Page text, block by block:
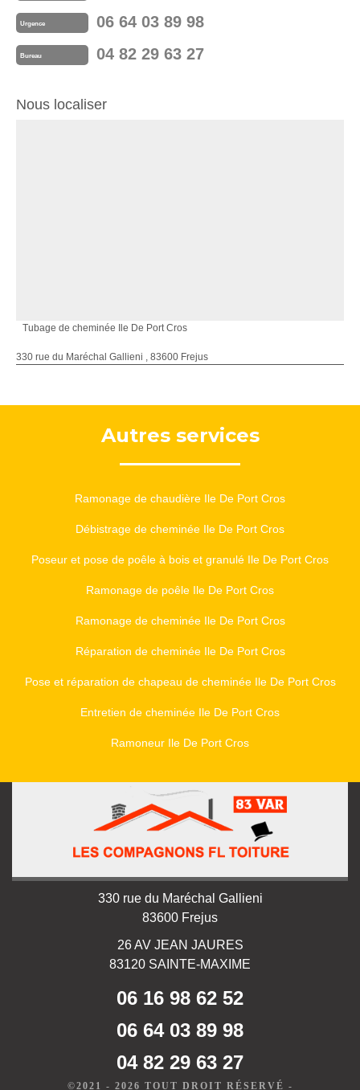
Urgence 06 64 03 89 98
Bureau 04 82 29 63 27
Nous localiser
Tubage de cheminée Ile De Port Cros
330 rue du Maréchal Gallieni , 83600 Frejus
Autres services
Ramonage de chaudière Ile De Port Cros
Débistrage de cheminée Ile De Port Cros
Poseur et pose de poêle à bois et granulé Ile De Port Cros
Ramonage de poêle Ile De Port Cros
Ramonage de cheminée Ile De Port Cros
Réparation de cheminée Ile De Port Cros
Pose et réparation de chapeau de cheminée Ile De Port Cros
Entretien de cheminée Ile De Port Cros
Ramoneur Ile De Port Cros
330 rue du Maréchal Gallieni
83600 Frejus
26 AV JEAN JAURES
83120 SAINTE-MAXIME
06 16 98 62 52
06 64 03 89 98
04 82 29 63 27
©2021 - 2026 TOUT DROIT RÉSERVÉ -